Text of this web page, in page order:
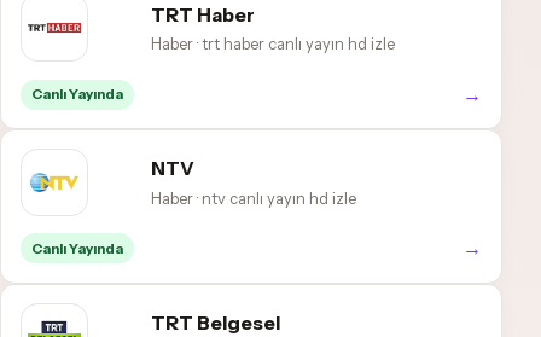
TRT Haber
Haber · trt haber canlı yayın hd izle
Canlı Yayında →
NTV
Haber · ntv canlı yayın hd izle
Canlı Yayında →
TRT Belgesel